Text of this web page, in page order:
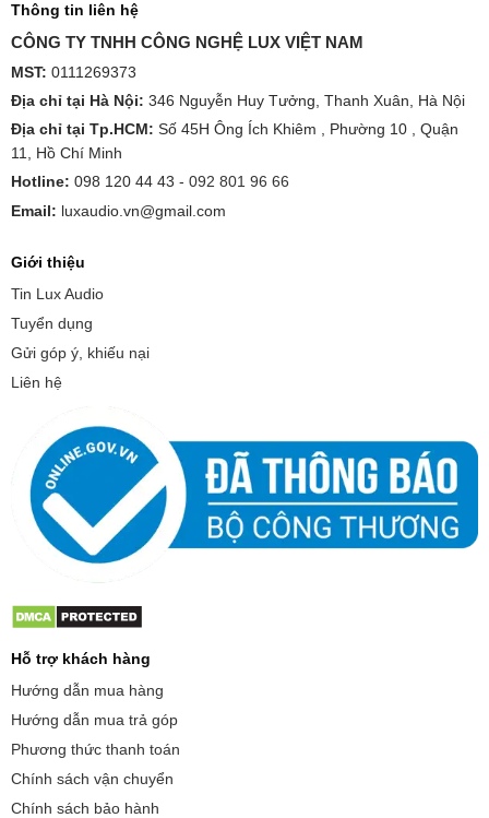
Thông tin liên hệ
CÔNG TY TNHH CÔNG NGHỆ LUX VIỆT NAM
MST: 0111269373
Địa chỉ tại Hà Nội: 346 Nguyễn Huy Tưởng, Thanh Xuân, Hà Nội
Địa chỉ tại Tp.HCM: Số 45H Ông Ích Khiêm , Phường 10 , Quận
11, Hồ Chí Minh
Hotline: 098 120 44 43 - 092 801 96 66
Email: luxaudio.vn@gmail.com
Giới thiệu
Tin Lux Audio
Tuyển dụng
Gửi góp ý, khiếu nại
Liên hệ
Hỗ trợ khách hàng
Hướng dẫn mua hàng
Hướng dẫn mua trả góp
Phương thức thanh toán
Chính sách vận chuyển
Chính sách bảo hành